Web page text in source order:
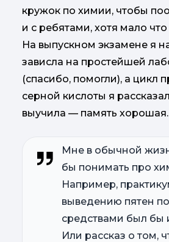
кружок по химии, чтобы
и с ребятами, хотя мало
На выпускном экзамене я
зависла на простейшей
(спасибо, помогли), а цикл
серной кислоты я
выучила — память хорошая.
Мне в обычной
бы понимать про
Например,
выведению пятен
средствами был бы
Или рассказ о том,